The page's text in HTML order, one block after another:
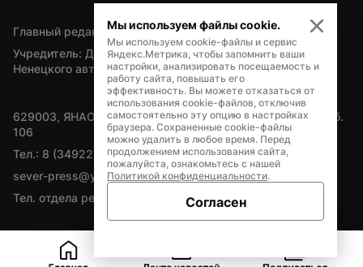
Главный редактор — А.Л. Поздеев
Учредитель: Департамент внутренней политики Ямало-
Ненецкого автономного округа
629003, ЯНАО, Салехард, мкр. Богдана Кнунянца, д.1, каб.
106
Тел.: 8 (34922) 71262
sever-press@yamal-media.ru
Тел. отдела рекламы: 8 (34922) 42728
Мы используем файлы cookie.
Мы используем cookie-файлы и сервис
Яндекс.Метрика, чтобы запомнить ваши
настройки, анализировать посещаемость и
работу сайта, повышать его
эффективность. Вы можете отказаться от
использования cookie-файлов, отключив
самостоятельно эту опцию в настройках
браузера. Сохраненные cookie-файлы
можно удалить в любое время. Перед
продолжением использования сайта,
пожалуйста, ознакомьтесь с нашей
Политикой конфиденциальности.
Согласен